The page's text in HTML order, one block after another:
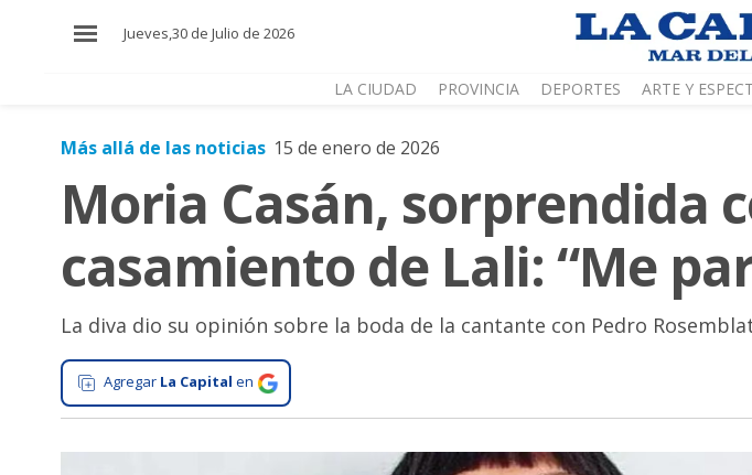
Jueves,30 de Julio de 2026
LA CIUDAD PROVINCIA DEPORTES ARTE Y
Zona
Cultura
Tecnología
Más allá de las noticias 15 de enero de 2026
Moria Casán, sorprendida
casamiento de Lali: “Me
La diva dio su opinión sobre la boda de la cantante con Pedro
Agregar La Capital en